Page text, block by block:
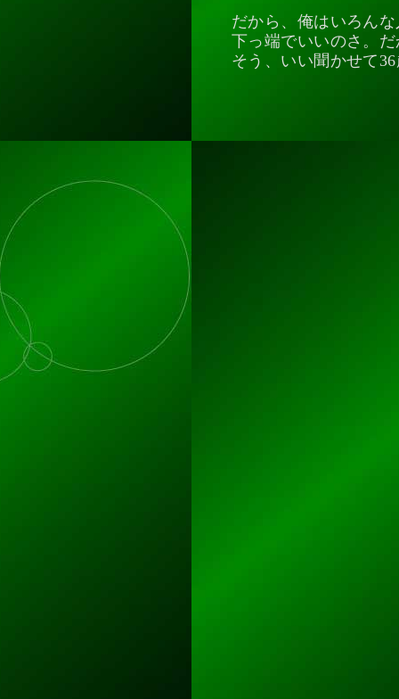
だから、俺はいろん
下っ端でいいのさ。
そう、いい聞かせて